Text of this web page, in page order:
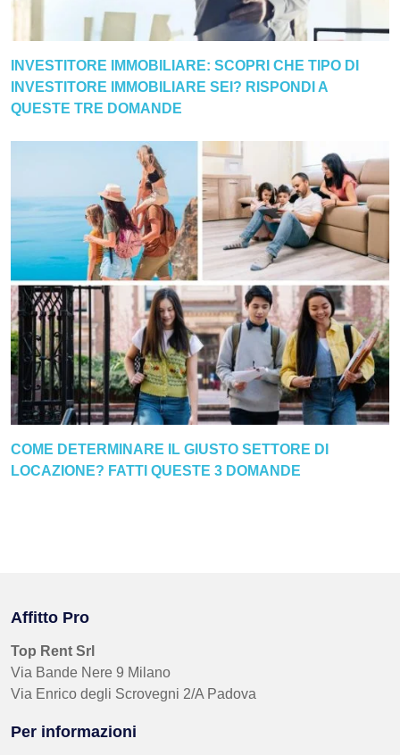
INVESTITORE IMMOBILIARE: SCOPRI CHE TIPO DI
INVESTITORE IMMOBILIARE SEI? RISPONDI A
QUESTE TRE DOMANDE
COME DETERMINARE IL GIUSTO SETTORE DI
LOCAZIONE? FATTI QUESTE 3 DOMANDE
Affitto Pro
Top Rent Srl
Via Bande Nere 9 Milano
Via Enrico degli Scrovegni 2/A Padova
Per informazioni